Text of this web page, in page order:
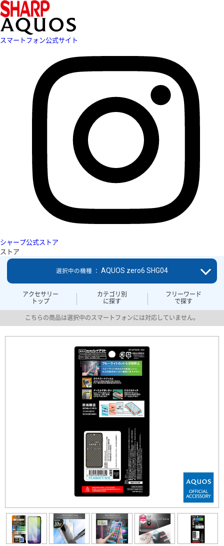
スマートフォン公式サイト
シャープ公式ストア
ストア
アクセサリー
トップ
カテゴリ別
に探す
フリーワード
で探す
選択中の機種 ： AQUOS zero6 SHG04
こちらの商品は選択中のスマートフォンには対応していません。